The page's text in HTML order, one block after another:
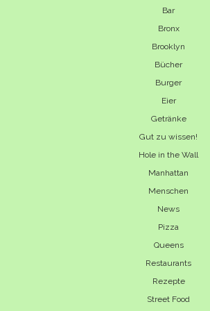
Bar
Bronx
Brooklyn
Bücher
Burger
Eier
Getränke
Gut zu wissen!
Hole in the Wall
Manhattan
Menschen
News
Pizza
Queens
Restaurants
Rezepte
Street Food